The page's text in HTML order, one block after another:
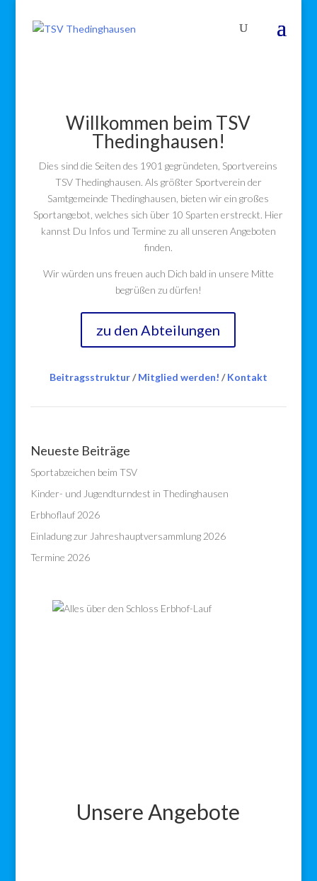
Willkommen beim TSV
Thedinghausen!
Dies sind die Seiten des 1901 gegründeten, Sportvereins
TSV Thedinghausen. Als größter Sportverein der
Samtgemeinde Thedinghausen, bieten wir ein großes
Sportangebot, welches sich über 10 Sparten erstreckt. Hier
kannst Du Infos und Termine zu all unseren Angeboten
finden.
Wir würden uns freuen auch Dich bald in unsere Mitte
begrüßen zu dürfen!
zu den Abteilungen
Beitragsstruktur/Mitglied werden! /Kontakt
Neueste Beiträge
Sportabzeichen beim TSV
Kinder- und Jugendturndest in Thedinghausen
Erbhoflauf 2026
Einladung zur Jahreshauptversammlung 2026
Termine 2026
Unsere Angebote